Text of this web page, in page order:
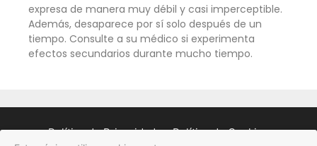
expresa de manera muy débil y casi imperceptible.
Además, desaparece por sí solo después de un
tiempo. Consulte a su médico si experimenta
efectos secundarios durante mucho tiempo.
Política de Privacidad Política de Cookies